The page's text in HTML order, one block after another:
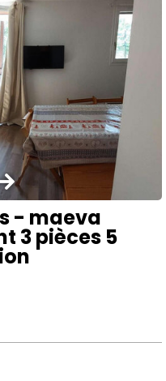
- maeva
3 pièces 5